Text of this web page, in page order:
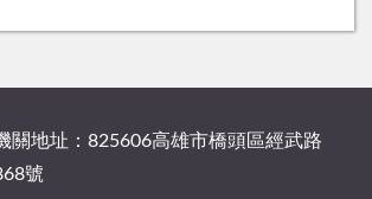
關地址：825606高雄市橋頭區經武路
號